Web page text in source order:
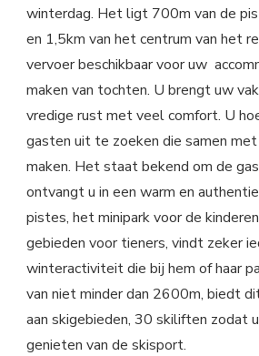
winterdag. Het ligt 700m van de
en 1,5km van het centrum van het
vervoer beschikbaar voor uw
maken van tochten. U brengt uw
vredige rust met veel comfort. U
gasten uit te zoeken die samen
maken. Het staat bekend om de
ontvangt u in een warm en
pistes, het minipark voor de
gebieden voor tieners, vindt zeker
winteractiviteit die bij hem of haar
van niet minder dan 2600m, biedt
aan skigebieden, 30 skiliften zodat
genieten van de skisport.